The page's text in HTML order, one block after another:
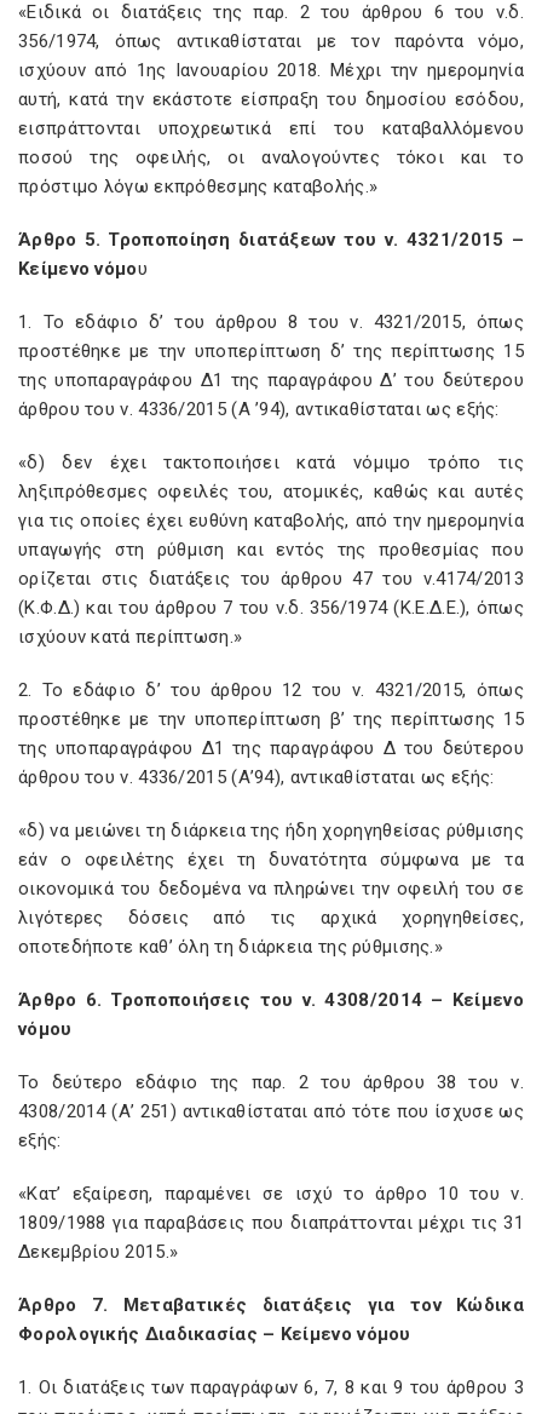
«Ειδικά οι διατάξεις της παρ. 2 του άρθρου 6 του ν.δ.
356/1974, όπως αντικαθίσταται με τον παρόντα νόμο,
ισχύουν από 1ης Ιανουαρίου 2018. Μέχρι την ημερομηνία
αυτή, κατά την εκάστοτε είσπραξη του δημοσίου εσόδου,
εισπράττονται υποχρεωτικά επί του καταβαλλόμενου
ποσού της οφειλής, οι αναλογούντες τόκοι και το
πρόστιμο λόγω εκπρόθεσμης καταβολής.»
Άρθρο 5. Τροποποίηση διατάξεων του ν. 4321/2015 –
Κείμενο νόμου
1. Το εδάφιο δ’ του άρθρου 8 του ν. 4321/2015, όπως
προστέθηκε με την υποπερίπτωση δ’ της περίπτωσης 15
της υποπαραγράφου Δ1 της παραγράφου Δ’ του δεύτερου
άρθρου του ν. 4336/2015 (Α ’94), αντικαθίσταται ως εξής:
«δ) δεν έχει τακτοποιήσει κατά νόμιμο τρόπο τις
ληξιπρόθεσμες οφειλές του, ατομικές, καθώς και αυτές
για τις οποίες έχει ευθύνη καταβολής, από την ημερομηνία
υπαγωγής στη ρύθμιση και εντός της προθεσμίας που
ορίζεται στις διατάξεις του άρθρου 47 του ν.4174/2013
(Κ.Φ.Δ.) και του άρθρου 7 του ν.δ. 356/1974 (Κ.Ε.Δ.Ε.), όπως
ισχύουν κατά περίπτωση.»
2. Το εδάφιο δ’ του άρθρου 12 του ν. 4321/2015, όπως
προστέθηκε με την υποπερίπτωση β’ της περίπτωσης 15
της υποπαραγράφου Δ1 της παραγράφου Δ του δεύτερου
άρθρου του ν. 4336/2015 (Α’94), αντικαθίσταται ως εξής:
«δ) να μειώνει τη διάρκεια της ήδη χορηγηθείσας ρύθμισης
εάν ο οφειλέτης έχει τη δυνατότητα σύμφωνα με τα
οικονομικά του δεδομένα να πληρώνει την οφειλή του σε
λιγότερες δόσεις από τις αρχικά χορηγηθείσες,
οποτεδήποτε καθ’ όλη τη διάρκεια της ρύθμισης.»
Άρθρο 6. Τροποποιήσεις του ν. 4308/2014 – Κείμενο
νόμου
Το δεύτερο εδάφιο της παρ. 2 του άρθρου 38 του ν.
4308/2014 (Α’ 251) αντικαθίσταται από τότε που ίσχυσε ως
εξής:
«Κατ’ εξαίρεση, παραμένει σε ισχύ το άρθρο 10 του ν.
1809/1988 για παραβάσεις που διαπράττονται μέχρι τις 31
Δεκεμβρίου 2015.»
Άρθρο 7. Μεταβατικές διατάξεις για τον Κώδικα
Φορολογικής Διαδικασίας – Κείμενο νόμου
1. Οι διατάξεις των παραγράφων 6, 7, 8 και 9 του άρθρου 3